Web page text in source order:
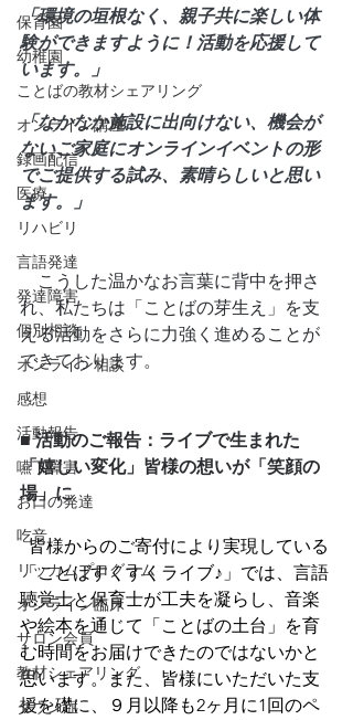
保育園
幼稚園
ことばの教材シェアリング
オンライン講座
録画配信
医療
リハビリ
言語発達
発達障害
個別相談
オンライン相談
感想
活動報告
嚥下障害
お口の発達
吃音
リッカムプログラム
オンライン臨床
サロン会員
教材シェアリング
ダウン症
「環境の垣根なく、親子共に楽しい体
験ができますように！活動を応援して
います。」
「なかなか施設に出向けない、機会が
ないご家庭にオンラインイベントの形
でご提供する試み、素晴らしいと思い
ます。」
こうした温かなお言葉に背中を押さ
れ、私たちは「ことばの芽生え」を支
える活動をさらに力強く進めることが
できております。
■ 活動のご報告：ライブで生まれた
「嬉しい変化」皆様の想いが「笑顔の
場」に
  皆様からのご寄付により実現している
「ことばすくすくライブ♪」では、言語
聴覚士と保育士が工夫を凝らし、音楽
や絵本を通じて「ことばの土台」を育
む時間をお届けできたのではないかと
思います。また、皆様にいただいた支
援を礎に、９月以降も2ヶ月に1回のペ